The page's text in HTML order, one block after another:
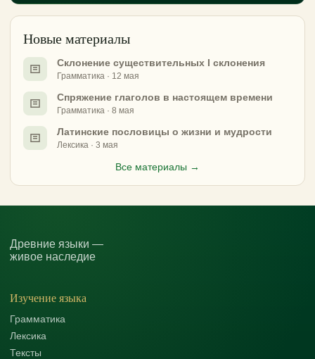
Новые материалы
Склонение существительных I склонения
Грамматика · 12 мая
Спряжение глаголов в настоящем времени
Грамматика · 8 мая
Латинские пословицы о жизни и мудрости
Лексика · 3 мая
Все материалы →
Древние языки —
живое наследие
Изучение языка
Грамматика
Лексика
Тексты